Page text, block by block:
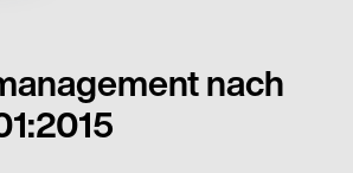
nach